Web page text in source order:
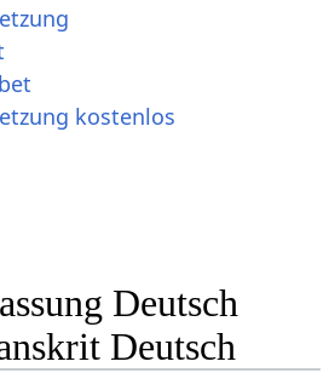
kostenlos
Deutsch
Deutsch